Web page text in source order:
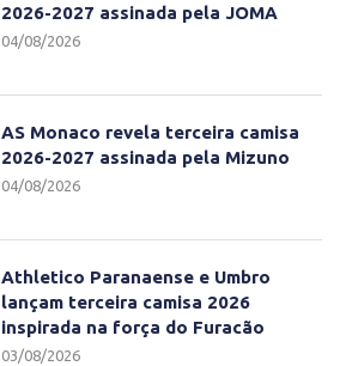
2026-2027 assinada pela JOMA
04/08/2026
AS Monaco revela terceira camisa
2026-2027 assinada pela Mizuno
04/08/2026
Athletico Paranaense e Umbro
lançam terceira camisa 2026
inspirada na força do Furacão
03/08/2026